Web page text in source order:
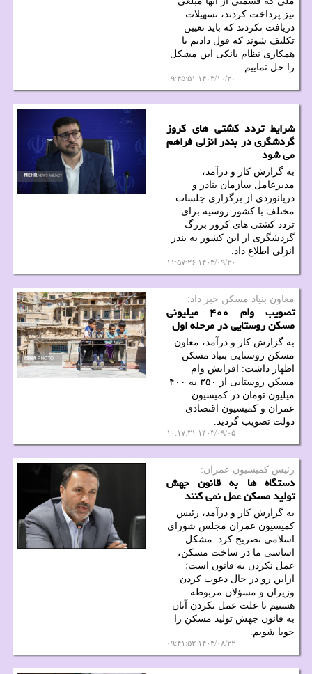
نیز پرداخت کردند، تسهیلات
دریافت نکردند که باید تعیین
تکلیف شوند که قول دادیم با
همکاری نظام بانکی این مشکل
را حل نماییم.
۱۴۰۳/۱۰/۲۰ ۰۹:۴۵:۵۱
شرایط تردد کشتی های کروز
گردشگری در بندر انزلی فراهم
می شود
به گزارش کار و درآمد،
مدیرعامل سازمان بنادر و
دریانوردی از برگزاری جلسات
مختلف با کشور روسیه برای
تردد کشتی های کروز بزرگ
گردشگری از این کشور به بندر
انزلی اطلاع داد.
۱۴۰۳/۰۹/۲۰ ۱۱:۵۷:۲۶
معاون بنیاد مسكن خبر داد:
تصویب وام ۴۰۰ میلیونی
مسکن روستایی در مرحله اول
به گزارش کار و درآمد، معاون
مسکن روستایی بنیاد مسکن
اظهار داشت: افزایش وام
مسکن روستایی از ۳۵۰ به ۴۰۰
میلیون تومان در کمیسیون
عمران و کمیسیون اقتصادی
دولت تصویب گردید.
۱۴۰۳/۰۹/۰۵ ۱۰:۱۷:۳۱
رئیس كمیسیون عمران:
دستگاه ها به قانون جهش
تولید مسکن عمل نمی کنند
به گزارش کار و درآمد، رئیس
کمیسیون عمران مجلس شورای
اسلامی تصریح کرد: مشکل
اساسی ما در ساخت مسکن،
عمل نکردن به قانون است؛
ازاین رو در حال دعوت کردن
وزیران و مسؤلان مربوطه
هستیم تا علت عمل نکردن آنان
به قانون جهش تولید مسکن را
جویا شویم.
۱۴۰۳/۰۸/۲۲ ۰۹:۴۱:۵۲